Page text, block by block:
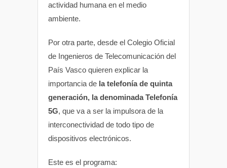
actividad humana en el medio
ambiente.
Por otra parte, desde el Colegio Oficial
de Ingenieros de Telecomunicación del
País Vasco quieren explicar la
importancia de la telefonía de quinta
generación, la denominada Telefonía
5G, que va a ser la impulsora de la
interconectividad de todo tipo de
dispositivos electrónicos.
Este es el programa: